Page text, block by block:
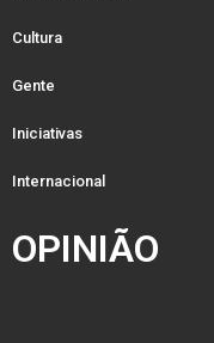
Cultura
Gente
Iniciativas
Internacional
OPINIÃO